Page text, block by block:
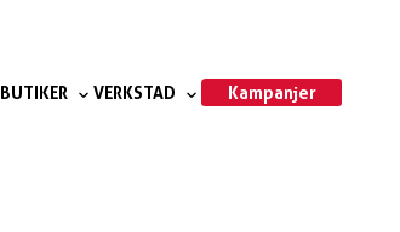
BUTIKER VERKSTAD Kampanjer